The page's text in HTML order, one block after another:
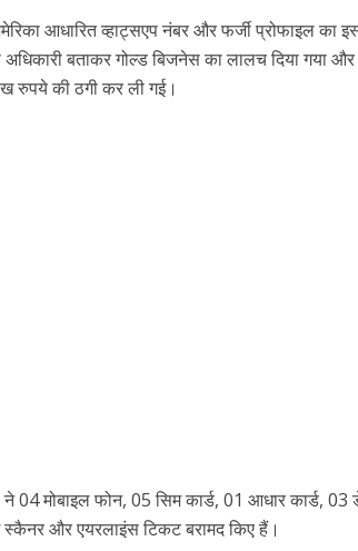
आधारित व्हाट्सएप नंबर और फर्जी प्रोफाइल का
बताकर गोल्ड बिजनेस का लालच दिया गया और
रुपये की ठगी कर ली गई।
04 मोबाइल फोन, 05 सिम कार्ड, 01 आधार कार्ड, 03
और एयरलाइंस टिकट बरामद किए हैं।